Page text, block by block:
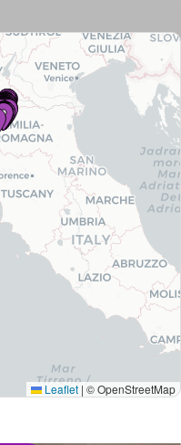
Leaflet | © OpenStreetMap